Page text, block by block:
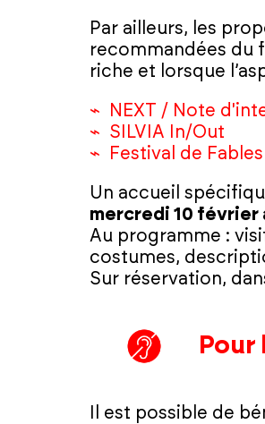
Par ailleurs, les
recommandées du
riche et lorsque
NEXT / Note
SILVIA In/Out
Festival de Fables
Un accueil
mercredi 10 février
Au programme :
costumes,
Sur réservation,
Il est possible de